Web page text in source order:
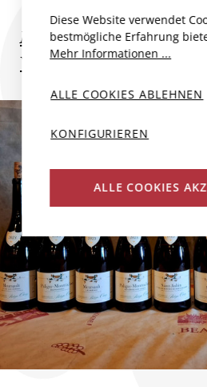
Mehr zum Produzent
Weitere Weine des
Diese Website verwendet
bestmögliche Erfahrung
Mehr Informationen ...
ALLE COOKIES ABLEHNEN
KONFIGURIEREN
ALLE COOKIES